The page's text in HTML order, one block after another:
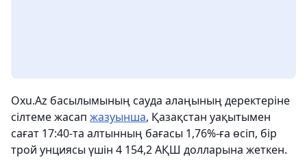
Oxu.Az басылымының сауда алаңының деректеріне
сілтеме жасап жазуынша, Қазақстан уақытымен
сағат 17:40-та алтынның бағасы 1,76%-ға өсіп, бір
трой унциясы үшін 4 154,2 АҚШ долларына жеткен.